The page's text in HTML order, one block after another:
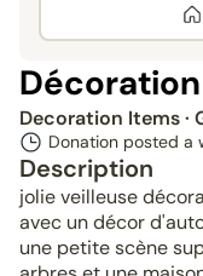
Decoration Items·
Donation posted a
Description
jolie veilleuse
avec un décor
une petite scène